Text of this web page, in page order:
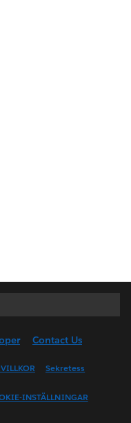
Contact Us
Sekretess
INSTÄLLNINGAR